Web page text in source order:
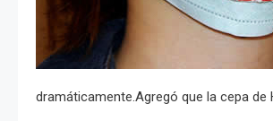
dramáticamente.Agregó que la cepa